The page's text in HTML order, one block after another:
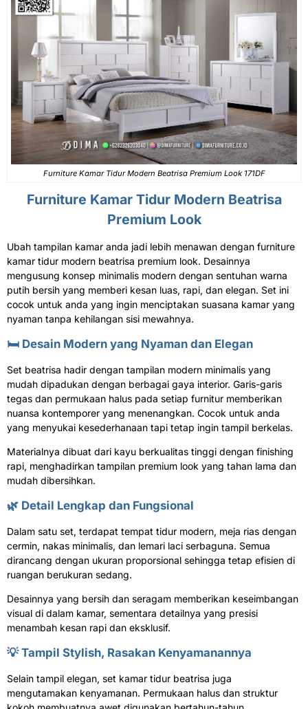
Furniture Kamar Tidur Modern Beatrisa Premium Look 171DF
Furniture Kamar TidurModern Beatrisa
Premium Look
Ubah tampilan kamar anda jadi lebih menawan dengan furniture
kamar tidur modern beatrisa premium look. Desainnya
mengusung konsep minimalis modern dengan sentuhan warna
putih bersih yang memberi kesan luas, rapi, dan elegan. Set ini
cocok untuk anda yang ingin menciptakan suasana kamar yang
nyaman tanpa kehilangan sisi mewahnya.
🛏️ Desain Modern yang Nyaman dan Elegan
Set beatrisa hadir dengan tampilan modern minimalis yang
mudah dipadukan dengan berbagai gaya interior. Garis-garis
tegas dan permukaan halus pada setiap furnitur memberikan
nuansa kontemporer yang menenangkan. Cocok untuk anda
yang menyukai kesederhanaan tapi tetap ingin tampil berkelas.
Materialnya dibuat dari kayu berkualitas tinggi dengan finishing
rapi, menghadirkan tampilan premium look yang tahan lama dan
mudah dibersihkan.
🌿 Detail Lengkap dan Fungsional
Dalam satu set, terdapat tempat tidur modern, meja rias dengan
cermin, nakas minimalis, dan lemari laci serbaguna. Semua
dirancang dengan ukuran proporsional sehingga tetap efisien di
ruangan berukuran sedang.
Desainnya yang bersih dan seragam memberikan keseimbangan
visual di dalam kamar, sementara detailnya yang presisi
menambah kesan rapi dan eksklusif.
💡 Tampil Stylish, Rasakan Kenyamanannya
Selain tampil elegan, set kamar tidur beatrisa juga
mengutamakan kenyamanan. Permukaan halus dan struktur